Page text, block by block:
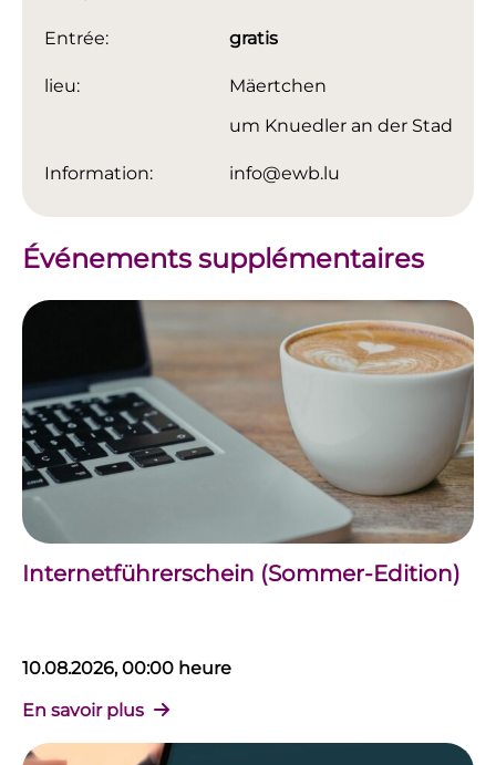
Entrée: gratis
lieu:
Mäertchen
um Knuedler an der Stad
Information: info@ewb.lu
Événements supplémentaires
Internetführerschein (Sommer-Edition)
10.08.2026, 00:00 heure
En savoir plus